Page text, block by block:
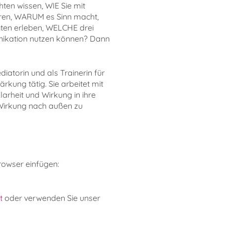
wissen, WIE Sie mit
WARUM es Sinn macht,
erleben, WELCHE drei
nutzen können? Dann
und als Trainerin für
tätig. Sie arbeitet mit
und Wirkung in ihre
nach außen zu
einfügen:
oder verwenden Sie unser